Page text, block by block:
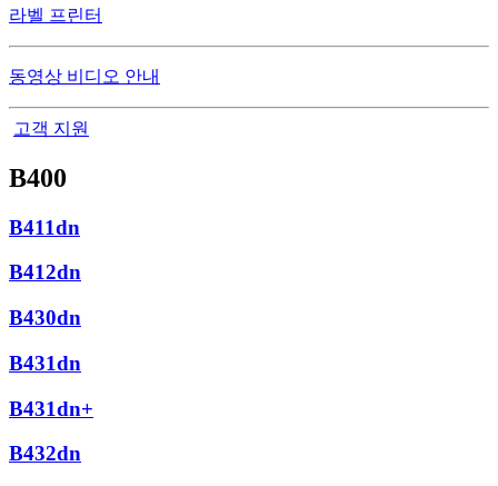
라벨 프린터
동영상 비디오 안내
고객 지원
B400
B411dn
B412dn
B430dn
B431dn
B431dn+
B432dn